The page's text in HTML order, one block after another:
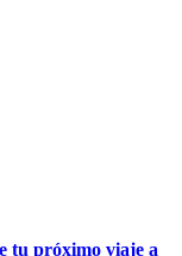
tu próximo viaje a